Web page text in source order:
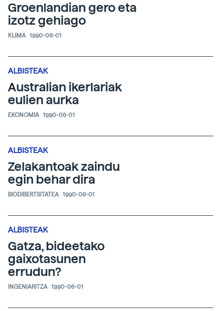
Groenlandian gero eta
izotz gehiago
KLIMA 1990-06-01
ALBISTEAK
Australian ikerlariak
eulien aurka
EKONOMIA 1990-06-01
ALBISTEAK
Zelakantoak zaindu
egin behar dira
BIODIBERTSITATEA 1990-06-01
ALBISTEAK
Gatza, bideetako
gaixotasunen
errudun?
INGENIARITZA 1990-06-01